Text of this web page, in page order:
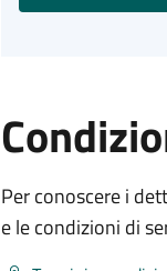
Per conoscere i
e le condizioni di